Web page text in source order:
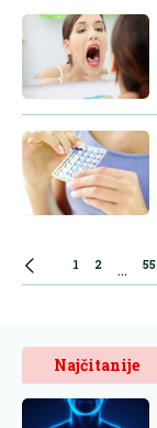
1 2 ... 55
Najčitanije